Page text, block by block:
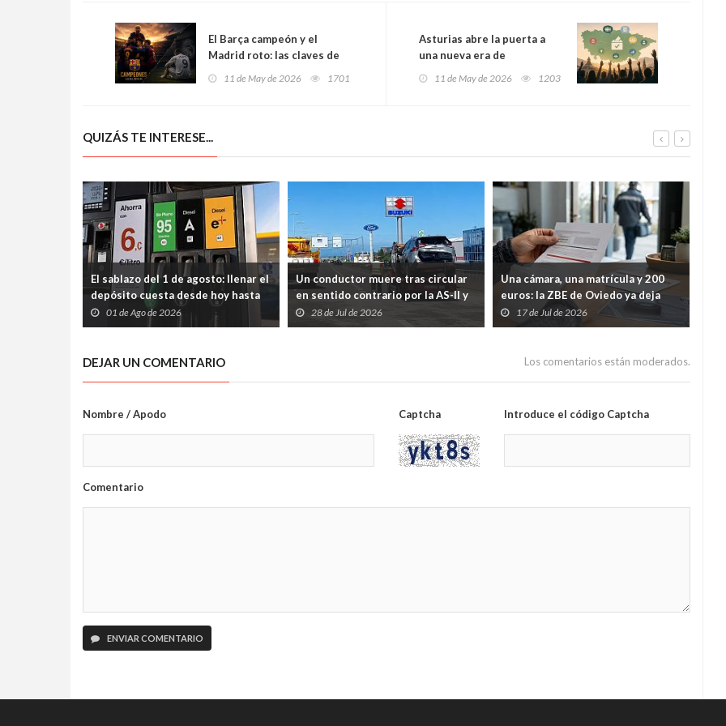
El Barça campeón y el
Madrid roto: las claves de
una Liga que ha cambiado el
equilibrio del fútbol
11 de May de 2026 1701
Asturias abre la puerta a
una nueva era de
participación ciudadana:
consultas populares,
11 de May de 2026 1203
QUIZÁS TE INTERESE...
El sablazo del 1 de agosto: llenar el
depósito cuesta desde hoy hasta
tres euros más en Asturias
01 de Ago de 2026
Un conductor muere tras circular
en sentido contrario por la AS-II y
chocar de frente en Porceyo
28 de Jul de 2026
Una cámara, una matrícula y 200
euros: la ZBE de Oviedo ya deja
casi 3.000 multas en dos meses
17 de Jul de 2026
DEJAR UN COMENTARIO Los comentarios están moderados.
Nombre / Apodo Captcha Introduce el código Captcha
Comentario
ENVIAR COMENTARIO